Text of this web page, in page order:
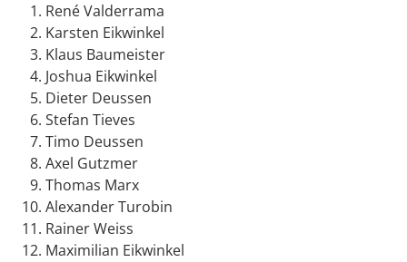
René Valderrama
Karsten Eikwinkel
Klaus Baumeister
Joshua Eikwinkel
Dieter Deussen
Stefan Tieves
Timo Deussen
Axel Gutzmer
Thomas Marx
Alexander Turobin
Rainer Weiss
Maximilian Eikwinkel